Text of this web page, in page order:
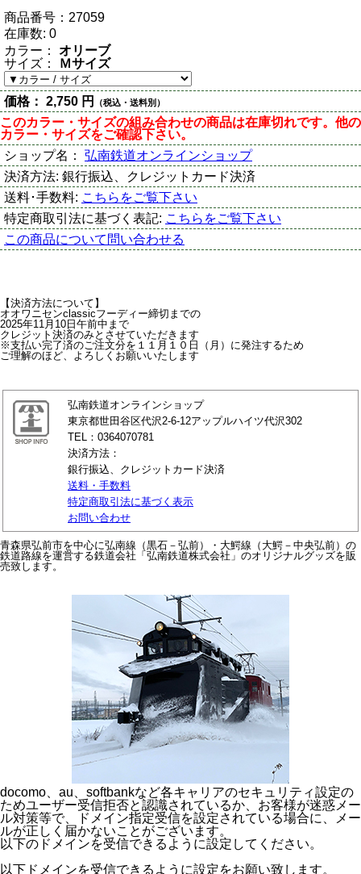
商品番号： 27059
在庫数: 0
カラー：
オリーブ
サイズ：
Ｍサイズ
価格： 2,750 円 （税込・送料別）
このカラー・サイズの組み合わせの商品は在庫切れです。他の
カラー・サイズをご確認下さい。
ショップ名： 弘南鉄道オンラインショップ
決済方法: 銀行振込、クレジットカード決済
送料･手数料: こちらをご覧下さい
特定商取引法に基づく表記: こちらをご覧下さい
この商品について問い合わせる
【決済方法について】
オオワニセンclassicフーディー締切までの
2025年11月10日午前中まで
クレジット決済のみとさせていただきます
※支払い完了済のご注文分を１１月１０日（月）に発注するため
ご理解のほど、よろしくお願いいたします
弘南鉄道オンラインショップ
東京都世田谷区代沢2-6-12アップルハイツ代沢302
TEL：0364070781
決済方法：
銀行振込、クレジットカード決済
送料・手数料
特定商取引法に基づく表示
お問い合わせ
青森県弘前市を中心に弘南線（黒石－弘前）・大鰐線（大鰐－中央弘前）の
鉄道路線を運営する鉄道会社「弘南鉄道株式会社」のオリジナルグッズを販
売致します。
docomo、au、softbankなど各キャリアのセキュリティ設定の
ためユーザー受信拒否と認識されているか、お客様が迷惑メー
ル対策等で、ドメイン指定受信を設定されている場合に、メー
ルが正しく届かないことがございます。
以下のドメインを受信できるように設定してください。
以下ドメインを受信できるように設定をお願い致します。